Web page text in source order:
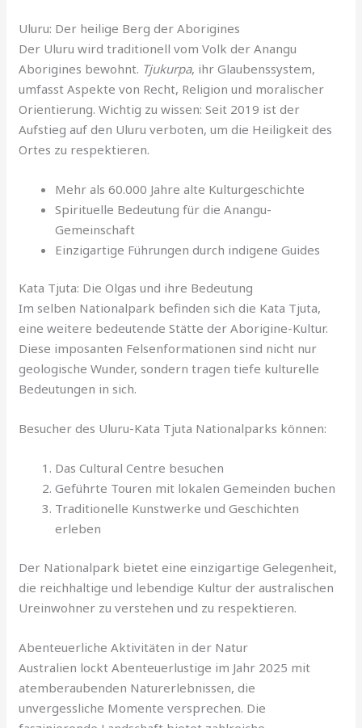
Uluru: Der heilige Berg der Aborigines
Der Uluru wird traditionell vom Volk der Anangu
Aborigines bewohnt. Tjukurpa, ihr Glaubenssystem,
umfasst Aspekte von Recht, Religion und moralischer
Orientierung. Wichtig zu wissen: Seit 2019 ist der
Aufstieg auf den Uluru verboten, um die Heiligkeit des
Ortes zu respektieren.
Mehr als 60.000 Jahre alte Kulturgeschichte
Spirituelle Bedeutung für die Anangu-
Gemeinschaft
Einzigartige Führungen durch indigene Guides
Kata Tjuta: Die Olgas und ihre Bedeutung
Im selben Nationalpark befinden sich die Kata Tjuta,
eine weitere bedeutende Stätte der Aborigine-Kultur.
Diese imposanten Felsenformationen sind nicht nur
geologische Wunder, sondern tragen tiefe kulturelle
Bedeutungen in sich.
Besucher des Uluru-Kata Tjuta Nationalparks können:
Das Cultural Centre besuchen
Geführte Touren mit lokalen Gemeinden buchen
Traditionelle Kunstwerke und Geschichten
erleben
Der Nationalpark bietet eine einzigartige Gelegenheit,
die reichhaltige und lebendige Kultur der australischen
Ureinwohner zu verstehen und zu respektieren.
Abenteuerliche Aktivitäten in der Natur
Australien lockt Abenteuerlustige im Jahr 2025 mit
atemberaubenden Naturerlebnissen, die
unvergessliche Momente versprechen. Die